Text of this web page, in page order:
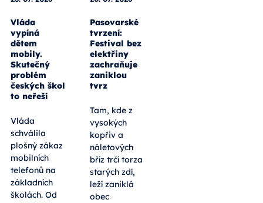
Vláda
vypíná
dětem
mobily.
Skutečný
problém
českých škol
to neřeší
Vláda
schválila
plošný zákaz
mobilních
telefonů na
základních
školách. Od
Pasovarské
tvrzení:
Festival bez
elektřiny
zachraňuje
zaniklou
tvrz
Tam, kde z
vysokých
kopřiv a
náletových
bříz trčí torza
starých zdí,
leží zaniklá
obec